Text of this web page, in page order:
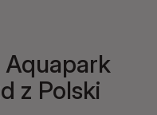
z Polski